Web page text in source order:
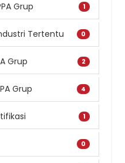
Grup 1
Tertentu 0
Grup 2
Grup 4
1
0